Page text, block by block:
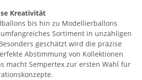
Kreativität
bis hin zu Modellierballons
Sortiment in unzähligen
geschätzt wird die präzise
Abstimmung von Kollektionen
macht Sempertex zur ersten Wahl für